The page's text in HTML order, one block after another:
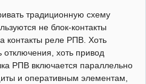
традиционную схему
не блок-контакты
контакты реле РПВ. Хоть
отключения, хоть привод
РПВ включается параллельно
и оперативным элементам,